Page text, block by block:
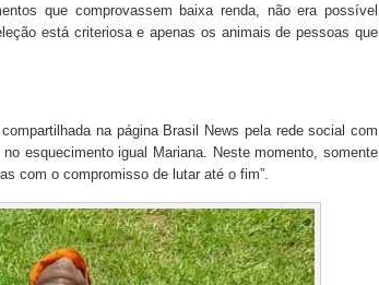
que comprovassem baixa renda, não era possível
está criteriosa e apenas os animais de pessoas que
na página Brasil News pela rede social com
esquecimento igual Mariana. Neste momento, somente
com o compromisso de lutar até o fim”.